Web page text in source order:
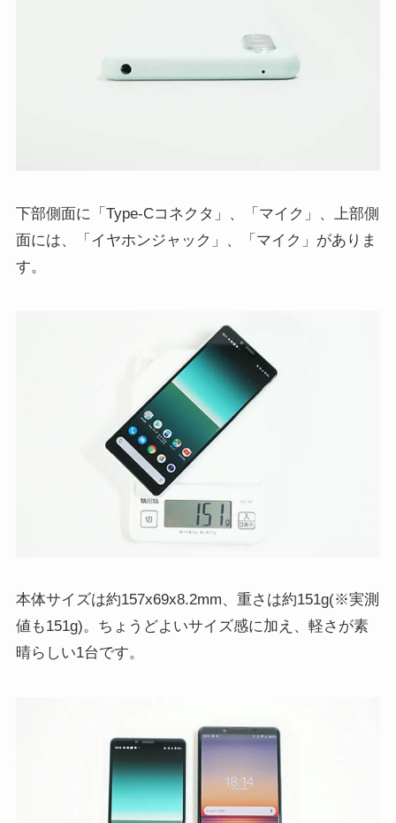
下部側面に「Type-Cコネクタ」、「マイク」、上部側
面には、「イヤホンジャック」、「マイク」がありま
す。
本体サイズは約157x69x8.2mm、重さは約151g(※実測
値も151g)。ちょうどよいサイズ感に加え、軽さが素
晴らしい1台です。